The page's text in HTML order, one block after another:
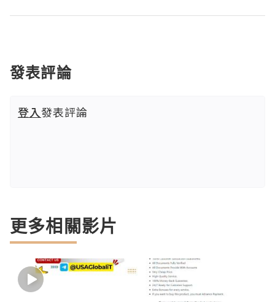
發表評論
登入發表評論
更多相關影片